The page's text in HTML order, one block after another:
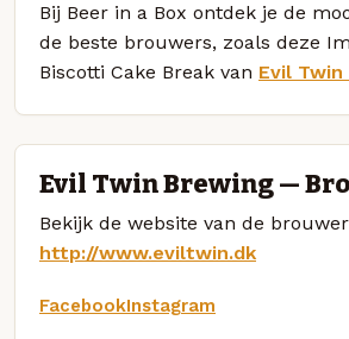
Bij Beer in a Box ontdek je de
de beste brouwers, zoals deze
Biscotti Cake Break van Evil
Evil Twin Brewing —
Bekijk de website van de
http://www.eviltwin.dk
FacebookInstagram